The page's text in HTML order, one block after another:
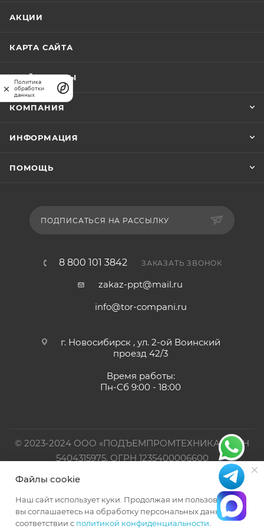
затрат.
АКЦИИ
КАРТА САЙТА
ПРАЙС-ЛИСТЫ
КОМПАНИЯ
ИНФОРМАЦИЯ
ПОМОЩЬ
ПОДПИСАТЬСЯ НА РАССЫЛКУ
8 800 101 3842 ЗАКАЗАТЬ ЗВОНОК
zakaz-ppt@mail.ru
info@tor-compani.ru
г. Новосибирск , ул. 2-ой Воинский
проезд 42/3
Время работы:
Пн-Сб 9:00 - 18:00
© 2023-2024 ООО «ПОДЪЕМПРОМТЕХНИКА». ИНН
5404315975, ОГРН 1235400006600
Официальный представитель TOR INDUSTRIES
Файлы cookie
Наш сайт использует куки. Продолжая им пользоваться,
вы соглашаетесь на обработку персональных данных в
соответствии с политикой конфиденциальности
Политика
обработки
данных